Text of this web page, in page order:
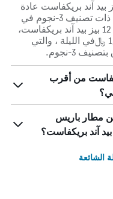
الأسعار لكل ليلة في رولاي 12 بيز بيد آند بريكفاست عادة
أرخص بنسبة 137% عن المعدل لفنادق ذات تصنيف 3-نجوم في
باريس. إذا كنت تريد الأقامة في رولاي 12 بيز بيد آند بريكفاست،
ضع في اعتبارك أنه عليك أن تدفع 1,259 ﷼في الليلة ، والتي
3-نجوم.
آند بريكفاست من أقرب
مطار باريس
الشائعة